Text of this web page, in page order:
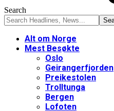
Search
Alt om Norge
Mest Besøkte
Oslo
Geirangerfjorden
Preikestolen
Trolltunga
Bergen
Lofoten